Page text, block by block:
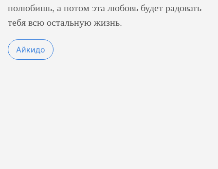
полюбишь, а потом эта любовь будет радовать
тебя всю остальную жизнь.
Айкидо